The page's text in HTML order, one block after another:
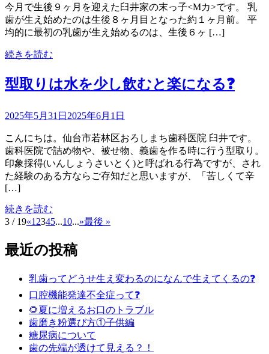
今月で生後９ヶ月を迎えた臼井家の末っ子<Mカ>です。 乳
歯が生え始めたのは生後８ヶ月目となった約１ヶ月前。 平
均的に最初の乳歯が生え始めるのは、生後６ヶ […]
続きを読む
型取りは水を少し飲むと楽になる❓
2025年5月31日 2025年6月1日
こんにちは。仙台市若林区おろしまち歯科医院 臼井です。
歯科医院で詰め物や、被せ物、義歯を作る時に行う型取り。
印象採得(いんしょうさいとく)と呼ばれる行為ですが、され
た経験のある方ならご存知だと思いますが、「苦しくて辛
[…]
続きを読む
3 / 19«1 2345...10...»最後 »
最近の投稿
乳歯ってどうせ生え変わるのになんで生えてくるの❓
口腔機能発達不全症って❓
🌻夏に増えるお口のトラブル
歯磨き粉選び方①子供編
糖尿病について
歯の先端が透けて見える？！